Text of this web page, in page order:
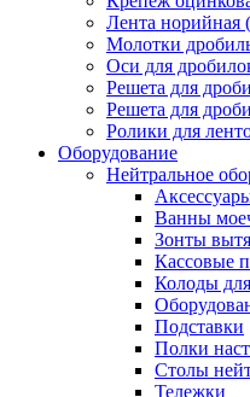
Лента норийная
Молотки
Оси для
Решета для
Решета для
Ролики для
Оборудование
Нейтральное
Ванны
Зонты
Кассовые
Колоды
Подставки
Полки
Столы
Тележки